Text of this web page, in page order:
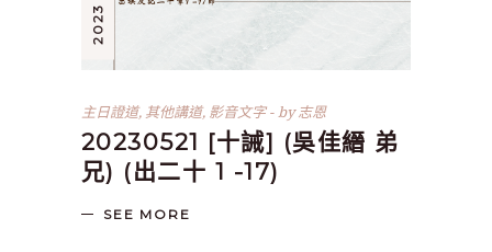
主日證道, 其他講道, 影音文字 by志恩
20230521 [十誡] (吳佳縉 弟
兄) (出二十 1 -17)
SEE MORE